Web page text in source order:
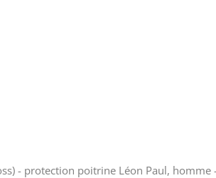
- protection poitrine Léon Paul,